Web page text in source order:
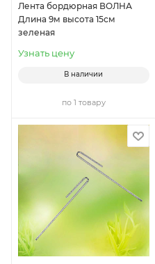
Лента бордюрная ВОЛНА
Длина 9м высота 15см
зеленая
Узнать цену
В наличии
по 1 товару